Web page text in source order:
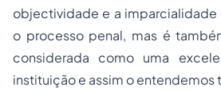
objectividade e a
o processo penal, mas é
considerada como uma
instituição e assim o entendemos